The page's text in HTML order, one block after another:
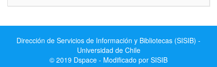
Dirección de Servicios de Información y Bibliotecas (SISIB) -
Universidad de Chile
© 2019 Dspace - Modificado por SISIB